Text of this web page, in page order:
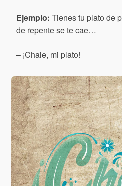
Ejemplo: Tienes tu plato de
de repente se te cae…
– ¡Chale, mi plato!